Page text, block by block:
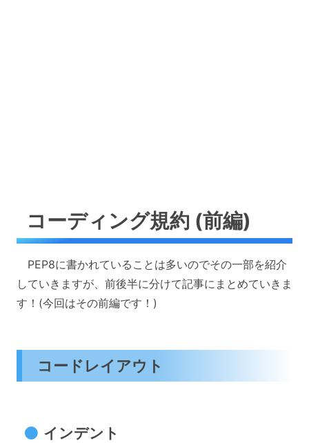
コーディング規約 (前編)
PEP8に書かれていることは多いのでその一部を紹介
していきますが、前後半に分けて記事にまとめていきま
す！(今回はその前編です！)
コードレイアウト
インデント